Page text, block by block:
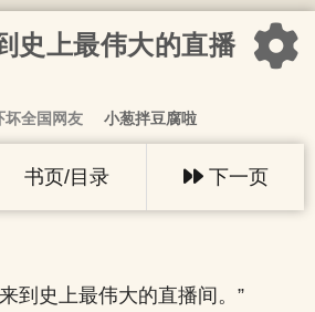
史上最伟大的直播
坏全国网友 小葱拌豆腐啦
书页/目录 下一页
到史上最伟大的直播间。”